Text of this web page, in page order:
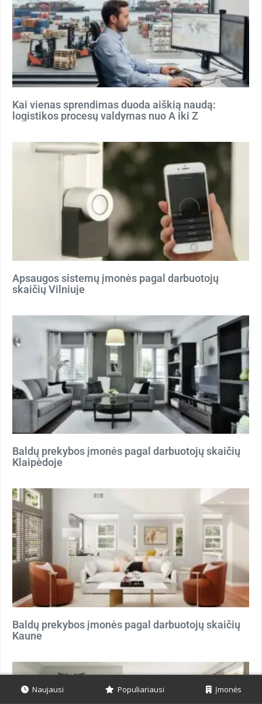
Kai vienas sprendimas duoda aiškią naudą:
logistikos procesų valdymas nuo A iki Z
Apsaugos sistemų įmonės pagal darbuotojų
skaičių Vilniuje
Baldų prekybos įmonės pagal darbuotojų skaičių
Klaipėdoje
Baldų prekybos įmonės pagal darbuotojų skaičių
Kaune
Naujausi Populiariausi Įmonės